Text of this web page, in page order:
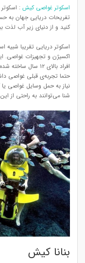
اسکوتر غواصی کیش :
تفریحات دریایی جهان به
کنید و از دنیای زیر آب لذت
اسکوتر دریایی تقریبا
اکسیژن و تجهیزات غواصی.
افراد بالای ۱۲
حتما تجربه‌ی قبلی غواصی
نیاز به حمل وسایل غواصی
شنا می‌توانند به راحتی از
بنانا کیش